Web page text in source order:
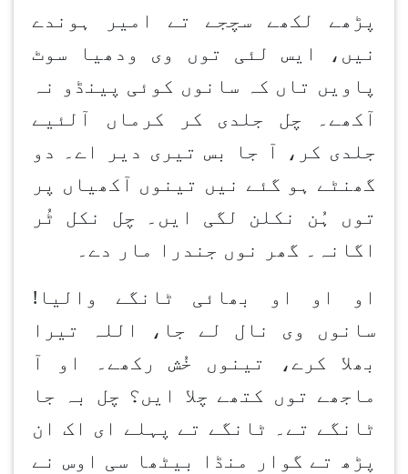
پڑھے لکھے سچجے تے امیر ہوندے
نیں، ایس لئی توں وی ودھیا سوٹ
پاویں تاں کہ سانوں کوئی پینڈو نہ
آکھے۔ چل جلدی کر کرماں آلئیے
جلدی کر، آ جا بس تیری دیر اے۔ دو
گھنٹے ہو گئے نیں تینوں آکھیاں پر
توں ہُن نکلن لگی ایں۔ چل نکل ٹُر
اگانہ۔ گھر نوں جندرا مار دے۔
او او او بھائی ٹانگے والیا!
سانوں وی نال لے جا، اللہ تیرا
بھلا کرے، تینوں خُش رکھے۔ او آ
ماجھے توں کتھے چلا ایں؟ چل بہ جا
ٹانگے تے۔ ٹانگے تے پہلے ای اک ان
پڑھ تے گوار منڈا بیٹھا سی اوس نے